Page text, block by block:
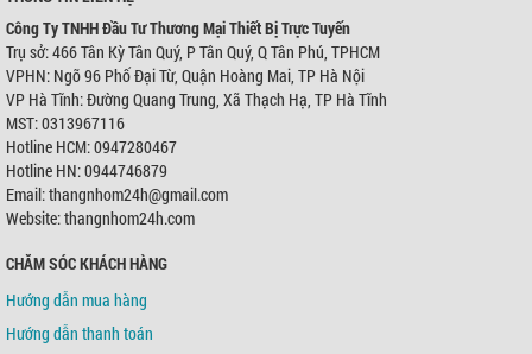
VP Hà Nội:
Địa chỉ:Ngõ 96 Phố Đại Từ, Quận Hoàng Mai, TP Hà Nội
Điện thoại:0944746879
Ngân hàng Ngoại thương Việt Nam
Chi nhánh:Chi nhánh Hùng Vương
Chủ TK:Công ty TNHH Đầu Tư TM Thiết Bị Trực Tuyến
Số TK:0421000489933
Chủ TK:
Số TK:
Công Ty TNHH Đầu Tư Thương Mại Thiết Bị Trực Tuyến
Trụ sở: 466 Tân Kỳ Tân Quý, P Tân Quý, Q Tân Phú, TPHCM
VPHN: Ngõ 96 Phố Đại Từ, Quận Hoàng Mai, TP Hà Nội
VP Hà Tĩnh: Đường Quang Trung, Xã Thạch Hạ, TP Hà Tĩnh
MST: 0313967116
Hotline HCM: 0947280467
Hotline HN: 0944746879
Email: thangnhom24h@gmail.com
Website: thangnhom24h.com
CHĂM SÓC KHÁCH HÀNG
Hướng dẫn mua hàng
Hướng dẫn thanh toán